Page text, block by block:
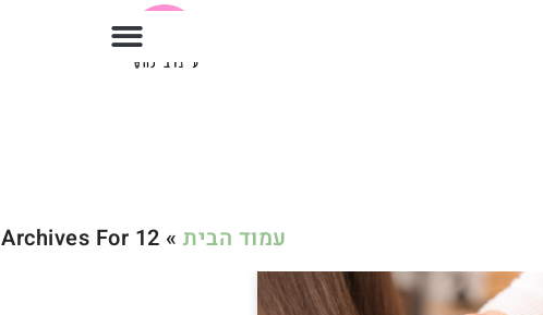
עמוד הבית» Archives For 12 באוקטובר 2023